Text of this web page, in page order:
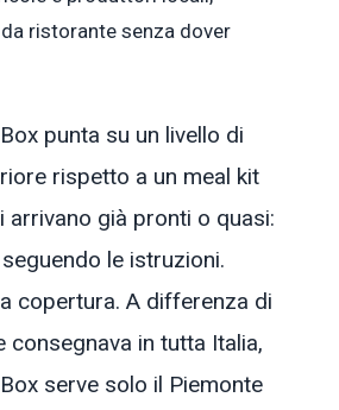
ristorante senza dover
punta su un livello di
rispetto a un meal kit
arrivano già pronti o quasi:
le istruzioni.
copertura. A differenza di
consegnava in tutta Italia,
serve solo il Piemonte